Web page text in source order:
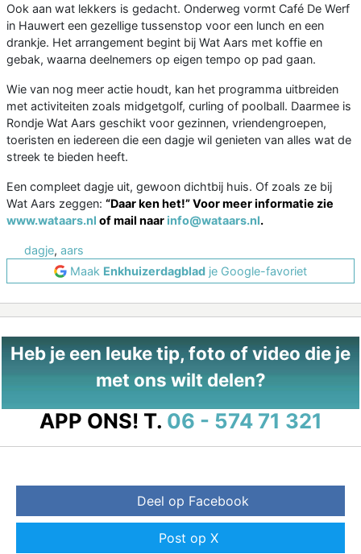
Ook aan wat lekkers is gedacht. Onderweg vormt Café De Werf
in Hauwert een gezellige tussenstop voor een lunch en een
drankje. Het arrangement begint bij Wat Aars met koffie en
gebak, waarna deelnemers op eigen tempo op pad gaan.
Wie van nog meer actie houdt, kan het programma uitbreiden
met activiteiten zoals midgetgolf, curling of poolball. Daarmee is
Rondje Wat Aars geschikt voor gezinnen, vriendengroepen,
toeristen en iedereen die een dagje wil genieten van alles wat de
streek te bieden heeft.
Een compleet dagje uit, gewoon dichtbij huis. Of zoals ze bij
Wat Aars zeggen: “Daar ken het!” Voor meer informatie zie
www.wataars.nl of mail naarinfo@wataars.nl.
dagje, aars
Maak Enkhuizerdagblad je Google-favoriet
Heb je een leuke tip, foto of video die je
met ons wilt delen?
APP ONS! T. 06 - 574 71 321
Deel op Facebook
Post op X